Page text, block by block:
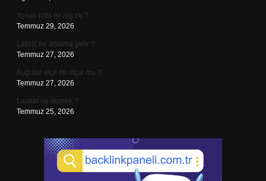
Yosun bitki mi alg mi ?
Temmuz 29, 2026
Lebriz ne anlama gelir ?
Temmuz 27, 2026
Kuğular etçil mi otçul mu ?
Temmuz 27, 2026
Lustral ne demek ?
Temmuz 25, 2026